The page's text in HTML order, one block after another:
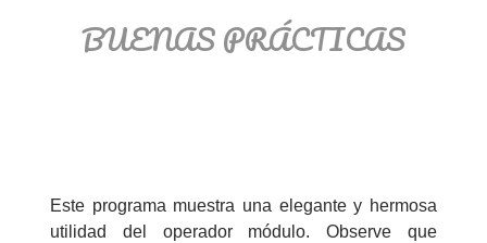
BUENAS PRÁCTICAS
Este programa muestra una elegante y hermosa
utilidad del operador módulo. Observe que